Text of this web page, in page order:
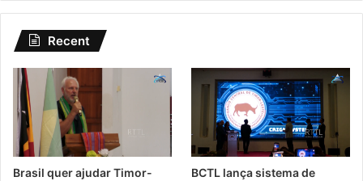
Recent
Brasil quer ajudar Timor-
BCTL lança sistema de